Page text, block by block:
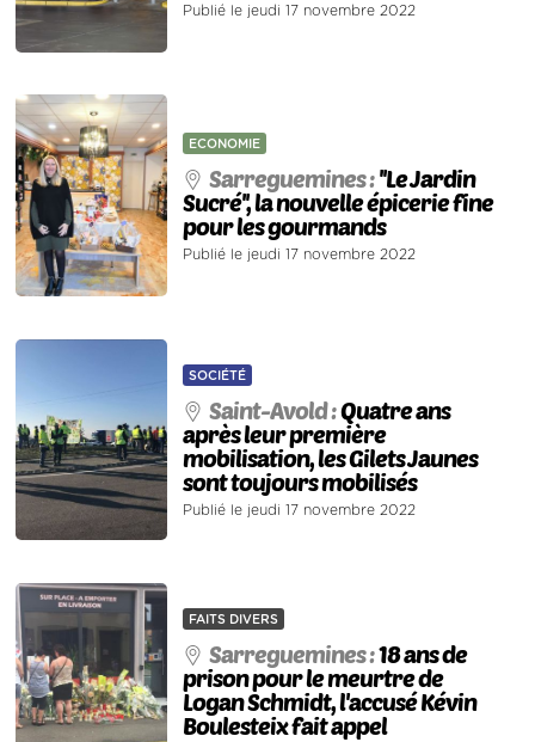
Publié le jeudi 17 novembre 2022
ECONOMIE
Sarreguemines :''Le Jardin
Sucré'', la nouvelle épicerie fine
pour les gourmands
Publié le jeudi 17 novembre 2022
SOCIÉTÉ
Saint-Avold :Quatre ans
après leur première
mobilisation, les Gilets Jaunes
sont toujours mobilisés
Publié le jeudi 17 novembre 2022
FAITS DIVERS
Sarreguemines :18 ans de
prison pour le meurtre de
Logan Schmidt, l'accusé Kévin
Boulesteix fait appel